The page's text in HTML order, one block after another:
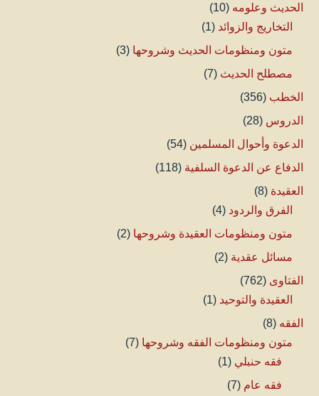
الحديث وعلومه (10)
التخاريج والزوائد (1)
متون ومنظومات الحديث وشروحها (3)
مصطلح الحديث (7)
الخطب (356)
الدروس (28)
الدعوة وأحوال المسلمين (54)
الدفاع عن الدعوة السلفية (118)
العقيدة (8)
الفرق والردود (4)
متون ومنظومات العقيدة وشروحها (2)
مسائل عقدية (2)
الفتاوى (762)
العقيدة والتوحيد (1)
الفقه (8)
متون ومنظومات الفقه وشروحها (7)
فقه حنبلي (1)
فقه عام (7)